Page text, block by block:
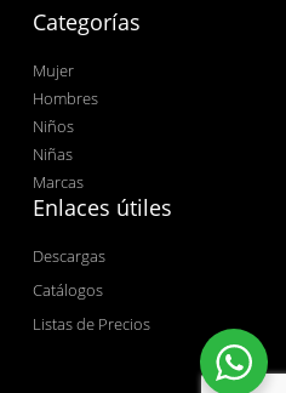
Categorías
Mujer
Hombres
Niños
Niñas
Marcas
Enlaces útiles
Descargas
Catálogos
Listas de Precios